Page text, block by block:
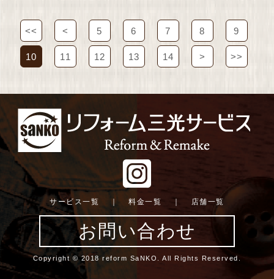
<< < 5 6 7 8 9
10 11 12 13 14 > >>
サービス一覧 ｜ 料金一覧 ｜ 店舗一覧
お問い合わせ
Copyright © 2018 reform SaNKO. All Rights Reserved.